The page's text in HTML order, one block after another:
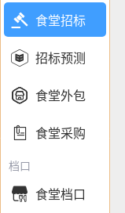
 食堂招标
 招标预测
 食堂外包
 食堂采购
档口
 食堂档口